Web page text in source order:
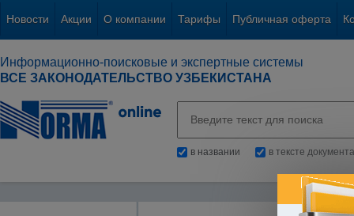
Новости Акции О компании Тарифы Публичная оферта
Информационно-поисковые и экспертные системы
ВСЕ ЗАКОНОДАТЕЛЬСТВО УЗБЕКИСТАНА
в названии в тексте документа